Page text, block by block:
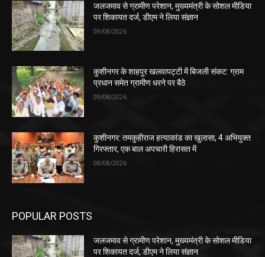
जलजमाव से ग्रामीण परेशान, मुख्यमंत्री के सोशल मीडिया
पर शिकायत दर्ज, डीएम ने लिया संज्ञान
09/08/2026
कुशीनगर के शाहपुर खलवापट्टी में बिजली संकट: ग्राम
प्रधान समेत ग्रामीण धरने पर बैठे
09/08/2026
कुशीनगर: तमकुहीराज हत्याकांड का खुलासा, 4 अभियुक्त
गिरफ्तार, एक बाल अपचारी हिरासत में
08/08/2026
POPULAR POSTS
जलजमाव से ग्रामीण परेशान, मुख्यमंत्री के सोशल मीडिया
पर शिकायत दर्ज, डीएम ने लिया संज्ञान